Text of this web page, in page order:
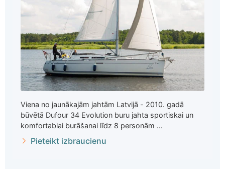
Viena no jaunākajām jahtām Latvijā - 2010. gadā
būvētā Dufour 34 Evolution buru jahta sportiskai un
komfortablai burāšanai līdz 8 personām ...
Pieteikt izbraucienu